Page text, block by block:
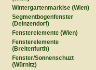
Wintergartenmarkise (Wien)
Segmentbogenfenster
(Deinzendorf)
Fensterelemente (Wien)
Fensterelemente
(Breitenfurth)
Fenster/Sonnenschuzt
(Würnitz)